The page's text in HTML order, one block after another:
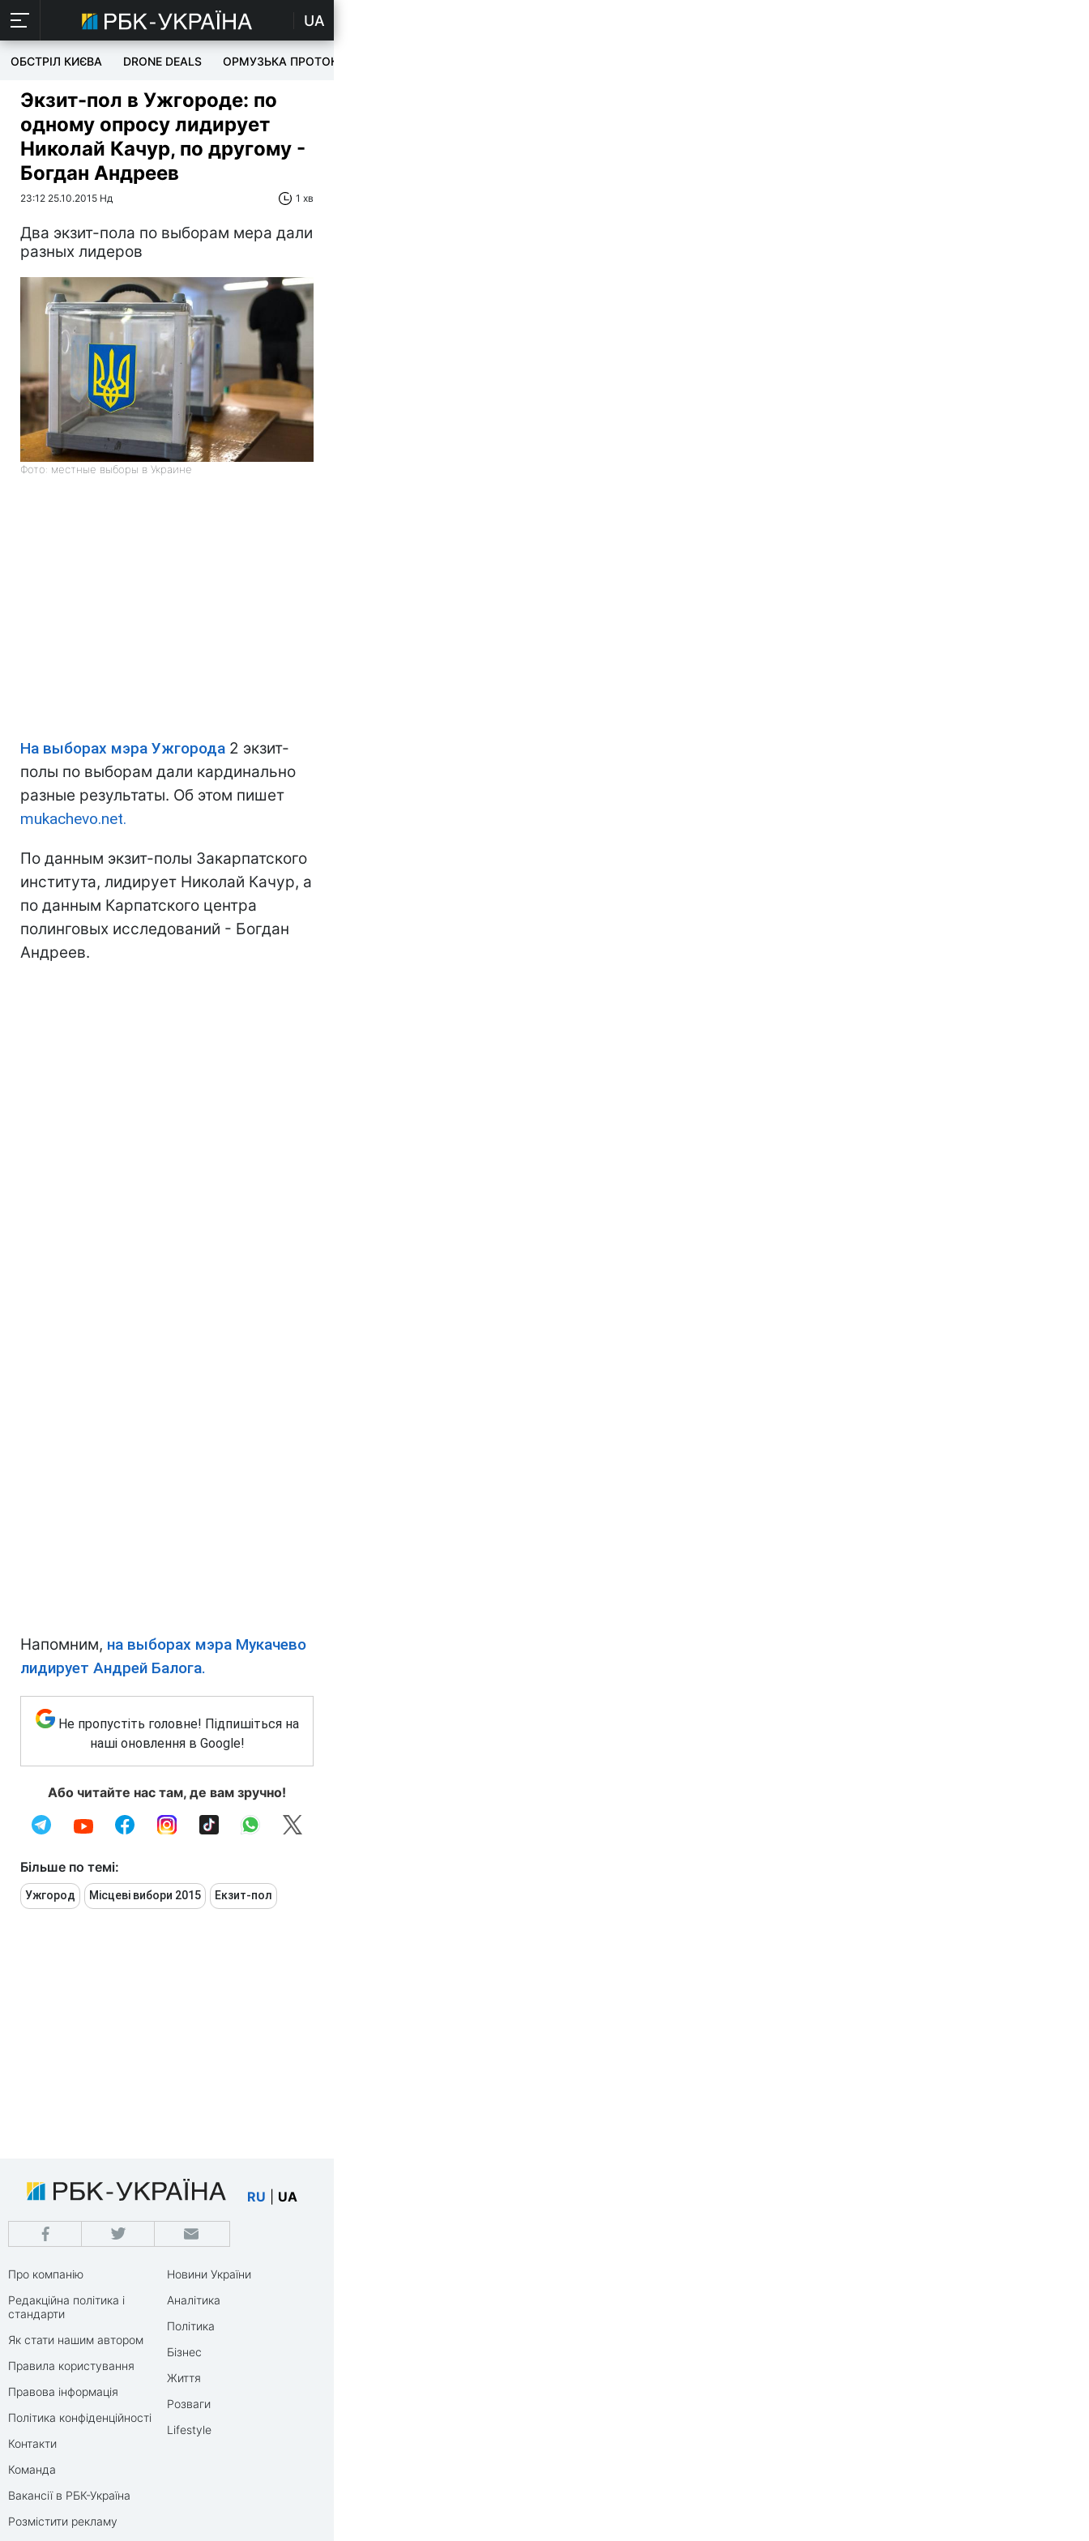
UA
ОБСТРІЛ КИЄВА DRONE DEALS ОРМУЗЬКА ПРОТОКА
Экзит-пол в Ужгороде: по
одному опросу лидирует
Николай Качур, по другому -
Богдан Андреев
23:12 25.10.2015 Нд 1 хв
Два экзит-пола по выборам мера дали
разных лидеров
Фото: местные выборы в Украине
На выборах мэра Ужгорода 2 экзит-
полы по выборам дали кардинально
разные результаты. Об этом пишет
mukachevo.net.
По данным экзит-полы Закарпатского
института, лидирует Николай Качур, а
по данным Карпатского центра
полинговых исследований - Богдан
Андреев.
Напомним, на выборах мэра Мукачево
лидирует Андрей Балога.
Не пропустіть головне! Підпишіться на
наші оновлення в Google!
Або читайте нас там, де вам зручно!
Більше по темі:
Ужгород Місцеві вибори 2015 Екзит-пол
RU UA
Про компанію
Редакційна політика і
стандарти
Як стати нашим автором
Правила користування
Правова інформація
Політика конфіденційності
Контакти
Команда
Вакансії в РБК-Україна
Розмістити рекламу
Новини України
Аналітика
Політика
Бізнес
Життя
Розваги
Lifestyle